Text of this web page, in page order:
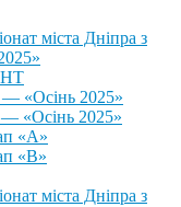
міста Дніпра з
«Осінь 2025»
«Осінь 2025»
«А»
«В»
міста Дніпра з